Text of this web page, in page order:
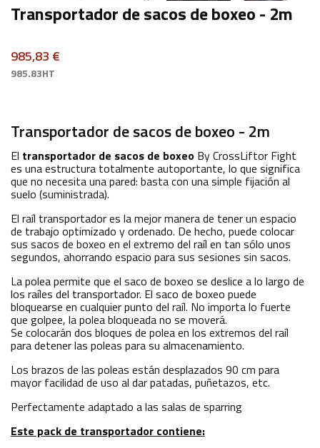
Transportador de sacos de boxeo - 2m
985,83 €
985.83HT
Transportador de sacos de boxeo - 2m
El transportador de sacos de boxeo By CrossLiftor Fight
es una estructura totalmente autoportante, lo que significa
que no necesita una pared: basta con una simple fijación al
suelo (suministrada).
El raíl transportador es la mejor manera de tener un espacio
de trabajo optimizado y ordenado. De hecho, puede colocar
sus sacos de boxeo en el extremo del raíl en tan sólo unos
segundos, ahorrando espacio para sus sesiones sin sacos.
La polea permite que el saco de boxeo se deslice a lo largo de
los raíles del transportador. El saco de boxeo puede
bloquearse en cualquier punto del raíl. No importa lo fuerte
que golpee, la polea bloqueada no se moverá.
Se colocarán dos bloques de polea en los extremos del raíl
para detener las poleas para su almacenamiento.
Los brazos de las poleas están desplazados 90 cm para
mayor facilidad de uso al dar patadas, puñetazos, etc.
Perfectamente adaptado a las salas de sparring
Este pack de transportador contiene: